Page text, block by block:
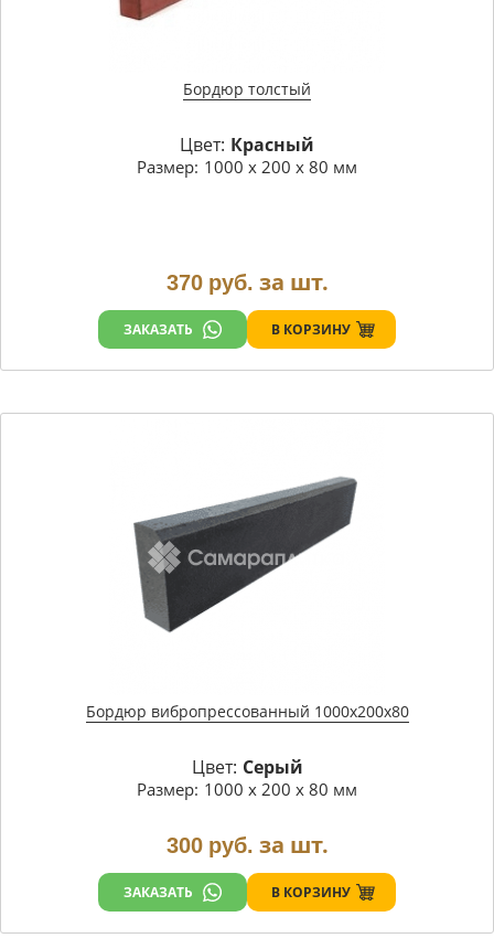
Бордюр толстый
Цвет: Красный
Размер: 1000 х 200 х 80 мм
370 руб. за шт.
ЗАКАЗАТЬ В КОРЗИНУ
Бордюр вибропрессованный 1000х200х80
Цвет: Серый
Размер: 1000 х 200 х 80 мм
300 руб. за шт.
ЗАКАЗАТЬ В КОРЗИНУ